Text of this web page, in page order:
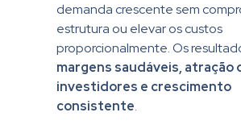
demanda crescente sem
estrutura ou elevar os custos
proporcionalmente. Os
margens saudáveis, atração
investidores e crescimento
consistente.